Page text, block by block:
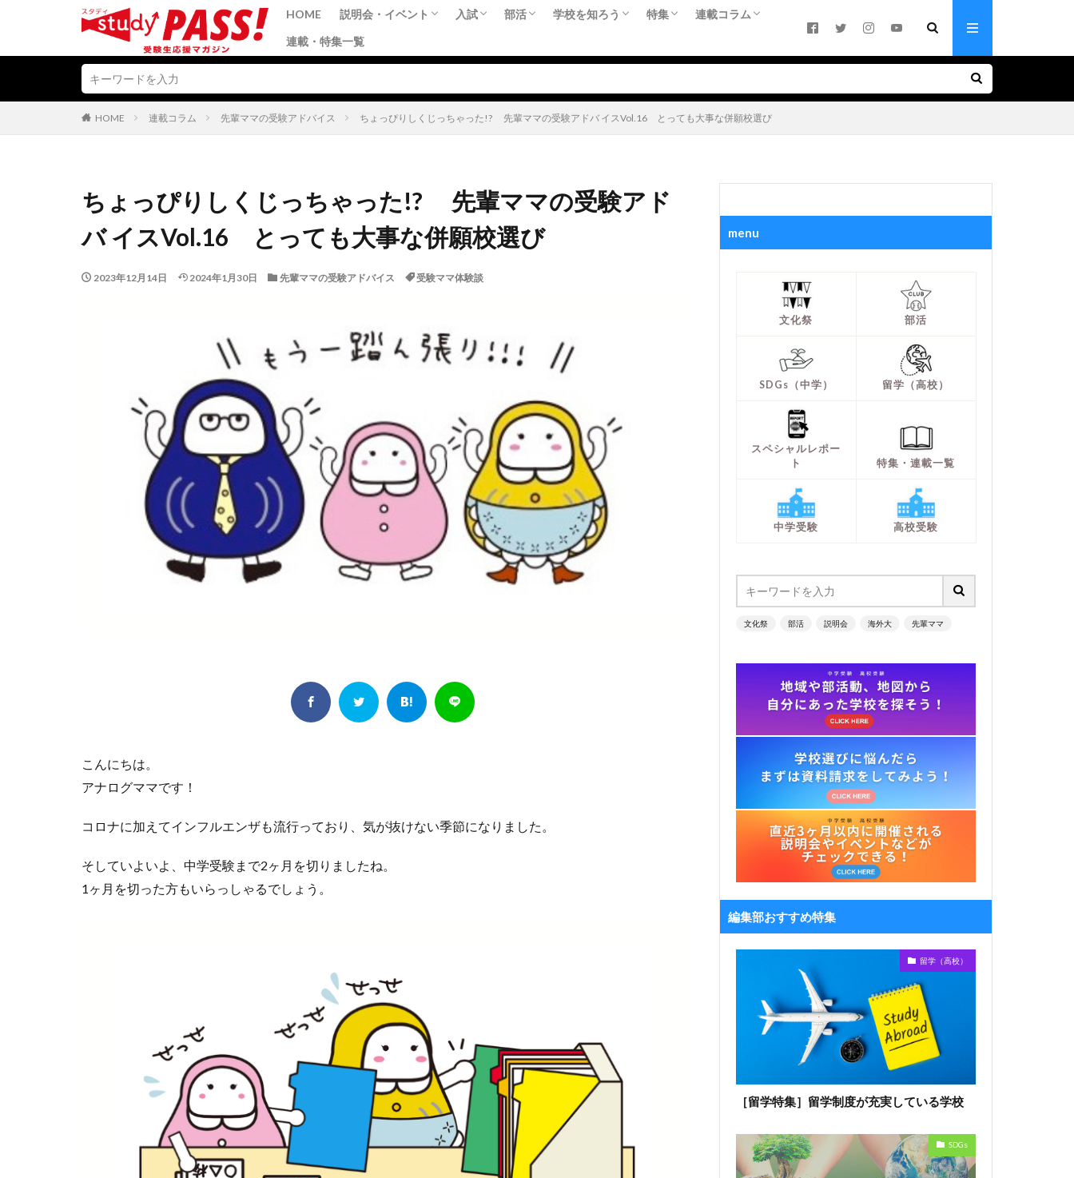
HOME 説明会・イベント
（中学受験）時期別におすすめな学校説明会
（高校受験）中学3年生の1年間をどう過ご
【文化祭日程一覧】
入試 部活 学校を知ろう 特集 連載コラム
連載・特集一覧
HOME 連載コラム 先輩ママの受験アドバイス ちょっぴりしくじっちゃった!? 先輩ママの受験アドバ イスVol.16 とっても大事な併願校選び
ちょっぴりしくじっちゃった!? 先輩ママの受験アド
バ イスVol.16 とっても大事な併願校選び
2023年12月14日 2024年1月30日 先輩ママの受験アドバイス 受験ママ体験談
こんにちは。
アナログママです！
コロナに加えてインフルエンザも流行っており、気が抜けない季節になりました。
そしていよいよ、中学受験まで2ヶ月を切りましたね。
1ヶ月を切った方もいらっしゃるでしょう。
menu
文化祭 部活
SDGs（中学） 留学（高校）
スペシャルレポー
ト
特集・連載一覧
中学受験 高校受験
文化祭 部活 説明会 海外大 先輩ママ
編集部おすすめ特集
留学（高校）
［留学特集］留学制度が充実している学校
SDGs